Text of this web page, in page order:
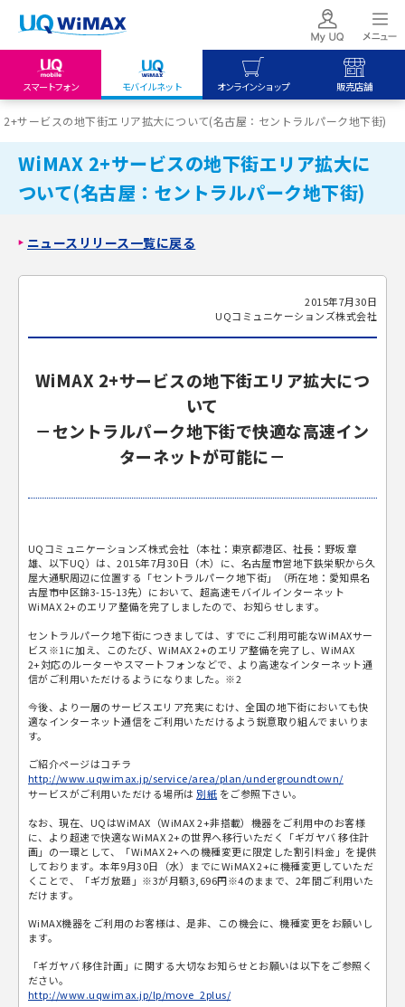
スマートフォン モバイルネット オンラインショップ 販売店舗
my UQ WiMAX
UQ WiMAX ご契約の方
My UQ mobile
UQ mobile ご契約の方
UQ mobile
UQ mobile
オンラインショップ
UQ WiMAX
オンラインショップ
UQ mobile
販売店舗
UQ WiMAX
販売店舗
2+サービスの地下街エリア拡大について(名古屋：セントラルパーク地下街)
WiMAX 2+サービスの地下街エリア拡大に
ついて(名古屋：セントラルパーク地下街)
ニュースリリース一覧に戻る
2015年7月30日
UQコミュニケーションズ株式会社
WiMAX 2+サービスの地下街エリア拡大につ
いて
－セントラルパーク地下街で快適な高速イン
ターネットが可能に－
UQコミュニケーションズ株式会社（本社：東京都港区、社長：野坂 章
雄、以下UQ）は、2015年7月30日（木）に、名古屋市営地下鉄栄駅から久
屋大通駅周辺に位置する「セントラルパーク地下街」（所在地：愛知県名
古屋市中区錦3-15-13先）において、超高速モバイルインターネット
WiMAX 2+のエリア整備を完了しましたので、お知らせします。
セントラルパーク地下街につきましては、すでにご利用可能なWiMAXサー
ビス※1に加え、このたび、WiMAX 2+のエリア整備を完了し、WiMAX
2+対応のルーターやスマートフォンなどで、より高速なインターネット通
信がご利用いただけるようになりました。※2
今後、より一層のサービスエリア充実にむけ、全国の地下街においても快
適なインターネット通信をご利用いただけるよう鋭意取り組んでまいりま
す。
ご紹介ページはコチラ
http://www.uqwimax.jp/service/area/plan/undergroundtown/
サービスがご利用いただける場所は 別紙 をご参照下さい。
なお、現在、UQはWiMAX（WiMAX 2+非搭載）機器をご利用中のお客様
に、より超速で快適なWiMAX 2+の世界へ移行いただく「ギガヤバ 移住計
画」の一環として、「WiMAX 2+への機種変更に限定した割引料金」を提供
しております。本年9月30日（水）までにWiMAX 2+に機種変更していただ
くことで、「ギガ放題」※3が月額3,696円※4のままで、2年間ご利用いた
だけます。
WiMAX機器をご利用のお客様は、是非、この機会に、機種変更をお願いし
ます。
「ギガヤバ 移住計画」に関する大切なお知らせとお願いは以下をご参照く
ださい。
http://www.uqwimax.jp/lp/move_2plus/